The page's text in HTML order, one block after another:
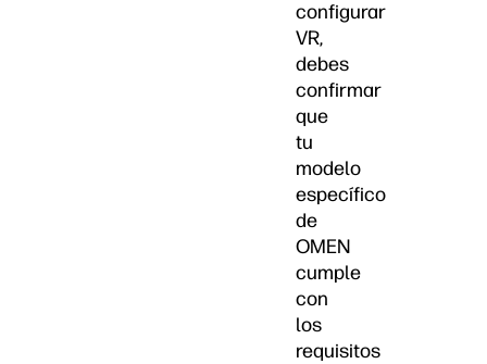
configurar
VR,
debes
confirmar
que
tu
modelo
específico
de
OMEN
cumple
con
los
requisitos